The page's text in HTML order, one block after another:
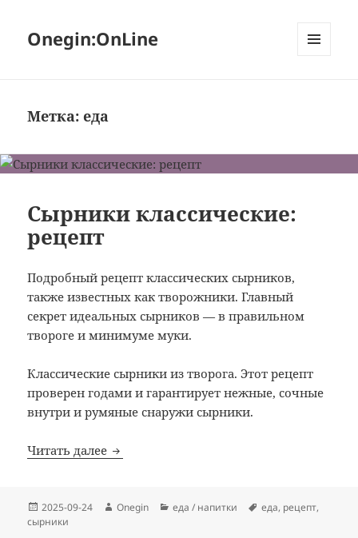
Onegin:OnLine
Метка:еда
Сырники классические:
рецепт
Подробный рецепт классических сырников,
также известных как творожники. Главный
секрет идеальных сырников — в правильном
твороге и минимуме муки.
Классические сырники из творога. Этот рецепт
проверен годами и гарантирует нежные, сочные
внутри и румяные снаружи сырники.
Читать далее Сырники классические: рецепт
Опубликовано
2025-09-24 Автор
Onegin Рубрики
еда / напитки Метки
еда, рецепт,
сырники